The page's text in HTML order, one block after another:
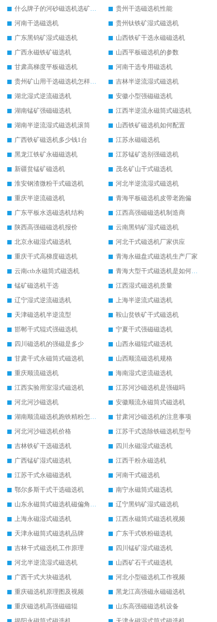
什么牌子的河砂磁选机选矿效果好
贵州干选磁选机性能
河南干选磁选机
贵州钛铁矿湿式磁选机
广东黑钨矿湿式磁选机
山西铁矿干选永磁磁选机
广西永磁铁矿磁选机
山西平板磁选机的参数
甘肃高梯度平板磁选机
河南干选专用磁选机
贵州矿山用干选磁选机怎样调磁
吉林半逆流湿式磁选机
湖北湿式逆流磁选机
安徽小型强磁磁选机
湖南锰矿强磁磁选机
江西半逆流永磁筒式磁选机
湖南半逆流湿式磁选机滚筒
山西铁矿磁选机如何配置
广西铁矿磁选机多少钱1台
江苏永磁磁选机
黑龙江铁矿永磁磁选机
江苏锰矿选别强磁选机
新疆贫锰矿磁选机
茂名矿山干式磁选机
淮安钢渣微粉干式磁选机
河北半逆流湿式磁选机
重庆半逆流磁选机
青海平板磁选机皮带老跑偏
广东平板水选磁选机结构
江西高强磁磁选机制造商
陕西高强磁磁选机报价
云南黑钨矿湿式磁选机
北京永磁湿式磁选机
河北干式磁选机厂家供应
重庆干式高梯度磁选机
青海永磁盘式磁选机生产厂家
云南ctb永磁筒式磁选机
青海大型干式磁选机是如何选矿的
锰矿磁选机干选
江西湿式磁选机质量
辽宁湿式逆流磁选机
上海半逆流式磁选机
天津磁选机半逆流型
鞍山贫铁矿干式磁选机
邯郸干式辊式强磁选机
宁夏干式强磁磁选机
四川磁选机的强磁是多少
山西永磁辊式磁选机
甘肃干式永磁筒式磁选机
山西顺流磁选机规格
重庆顺流磁选机
海南湿式逆流磁选机
江西实验用室湿式磁选机
江苏河沙磁选机是强磁吗
河北河沙磁选机
安徽顺流永磁筒式磁选机
湖南顺流磁选机跑铁精粉怎么处理
甘肃河沙磁选机的注意事项
河北河沙磁选机价格
江苏干式选除铁磁选机型号
吉林铁矿干选磁选机
四川永磁湿式磁选机
广西锰矿湿式磁选机
江西干粉永磁选机
江苏干式永磁磁选机
河南干式磁选机
鄂尔多斯干式干选磁选机
南宁永磁筒式磁选机
山东永磁筒式磁选机磁偏角怎么调整
辽宁黑钨矿湿式磁选机
上海永磁湿式磁选机
江西永磁筒式磁选机视频
天津永磁筒式磁选机品牌
广东干式铁粉磁选机
吉林干式磁选机工作原理
四川锰矿湿式磁选机
河北半逆流湿式磁选机
山西矿石干式磁选机
广西干式大块磁选机
河北小型磁选机工作视频
重庆磁选机原理图及视频
黑龙江高强磁永磁磁选机
重庆磁选机高强磁磁辊
山东高强磁磁选机设备